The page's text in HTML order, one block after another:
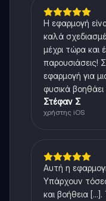
Η εφαρμογή
καλά
μέχρι τώρα και
παρουσιάσεις!
εφαρμογή για
φυσικά
Στέφαν Σ
χρήστης iOS
Αυτή η
Υπάρχουν
και βοήθεια